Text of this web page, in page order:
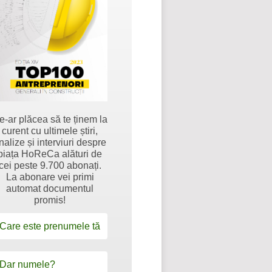
ar plăcea să te ținem la
curent cu ultimele știri,
și interviuri despre
HoReCa alături de
peste 9.700 abonați.
La abonare vei primi
automat documentul
promis!